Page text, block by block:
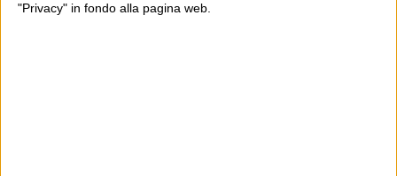
"Privacy" in fondo alla pagina web.